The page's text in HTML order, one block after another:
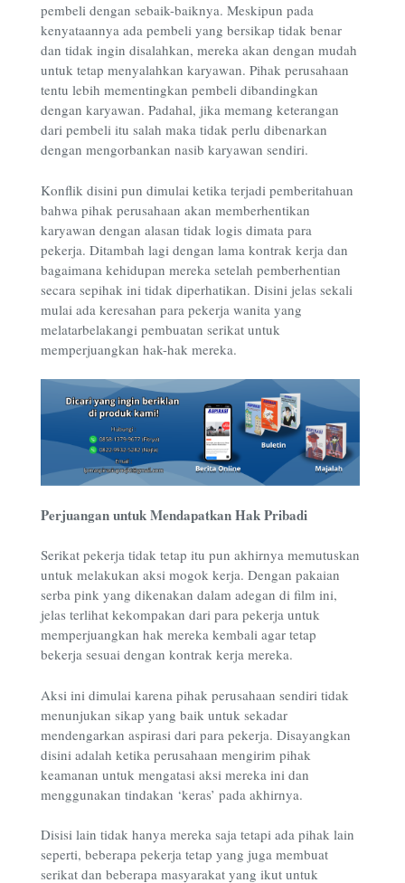
pembeli dengan sebaik-baiknya. Meskipun pada
kenyataannya ada pembeli yang bersikap tidak benar
dan tidak ingin disalahkan, mereka akan dengan mudah
untuk tetap menyalahkan karyawan. Pihak perusahaan
tentu lebih mementingkan pembeli dibandingkan
dengan karyawan. Padahal, jika memang keterangan
dari pembeli itu salah maka tidak perlu dibenarkan
dengan mengorbankan nasib karyawan sendiri.
Konflik disini pun dimulai ketika terjadi pemberitahuan
bahwa pihak perusahaan akan memberhentikan
karyawan dengan alasan tidak logis dimata para
pekerja. Ditambah lagi dengan lama kontrak kerja dan
bagaimana kehidupan mereka setelah pemberhentian
secara sepihak ini tidak diperhatikan. Disini jelas sekali
mulai ada keresahan para pekerja wanita yang
melatarbelakangi pembuatan serikat untuk
memperjuangkan hak-hak mereka.
Perjuangan untuk Mendapatkan Hak Pribadi
Serikat pekerja tidak tetap itu pun akhirnya memutuskan
untuk melakukan aksi mogok kerja. Dengan pakaian
serba pink yang dikenakan dalam adegan di film ini,
jelas terlihat kekompakan dari para pekerja untuk
memperjuangkan hak mereka kembali agar tetap
bekerja sesuai dengan kontrak kerja mereka.
Aksi ini dimulai karena pihak perusahaan sendiri tidak
menunjukan sikap yang baik untuk sekadar
mendengarkan aspirasi dari para pekerja. Disayangkan
disini adalah ketika perusahaan mengirim pihak
keamanan untuk mengatasi aksi mereka ini dan
menggunakan tindakan ‘keras’ pada akhirnya.
Disisi lain tidak hanya mereka saja tetapi ada pihak lain
seperti, beberapa pekerja tetap yang juga membuat
serikat dan beberapa masyarakat yang ikut untuk